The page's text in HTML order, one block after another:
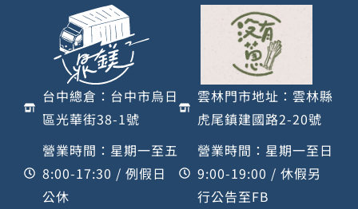
台中總倉：台中市烏日
區光華街38-1號
營業時間：星期一至五
8:00-17:30 / 例假日
公休
雲林門市地址：雲林縣
虎尾鎮建國路2-20號
營業時間：星期一至日
9:00-19:00 / 休假另
行公告至FB